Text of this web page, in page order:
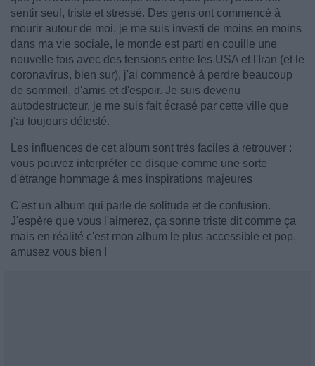
sentir seul, triste et stressé. Des gens ont commencé à
mourir autour de moi, je me suis investi de moins en moins
dans ma vie sociale, le monde est parti en couille une
nouvelle fois avec des tensions entre les USA et l'Iran (et le
coronavirus, bien sur), j'ai commencé à perdre beaucoup
de sommeil, d'amis et d'espoir. Je suis devenu
autodestructeur, je me suis fait écrasé par cette ville que
j'ai toujours détesté.
Les influences de cet album sont très faciles à retrouver :
vous pouvez interpréter ce disque comme une sorte
d'étrange hommage à mes inspirations majeures
C'est un album qui parle de solitude et de confusion.
J'espère que vous l'aimerez, ça sonne triste dit comme ça
mais en réalité c'est mon album le plus accessible et pop,
amusez vous bien !